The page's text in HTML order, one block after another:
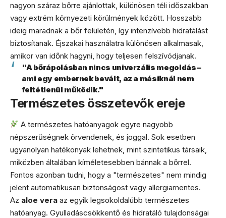
nagyon száraz bőrre ajánlottak, különösen téli időszakban
vagy extrém környezeti körülmények között. Hosszabb
ideig maradnak a bőr felületén, így intenzívebb hidratálást
biztosítanak. Éjszakai használatra különösen alkalmasak,
amikor van időnk hagyni, hogy teljesen felszívódjanak.
"A bőrápolásban nincs univerzális megoldás –
ami egy embernek bevált, az a másiknál nem
feltétlenül működik."
Természetes összetevők ereje
A természetes hatóanyagok egyre nagyobb
népszerűségnek örvendenek, és joggal. Sok esetben
ugyanolyan hatékonyak lehetnek, mint szintetikus társaik,
miközben általában kíméletesebben bánnak a bőrrel.
Fontos azonban tudni, hogy a "természetes" nem mindig
jelent automatikusan biztonságost vagy allergiamentes.
Az aloe vera az egyik legsokoldalúbb természetes
hatóanyag. Gyulladáscsökkentő és hidratáló tulajdonságai